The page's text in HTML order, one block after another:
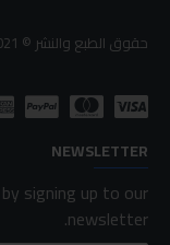
حقوق الطبع والنشر © 2021 جميع الحقوق محفوظة sabrystores.com. من تصميم-
NEWSLETTER
signing up to our
newsletter.